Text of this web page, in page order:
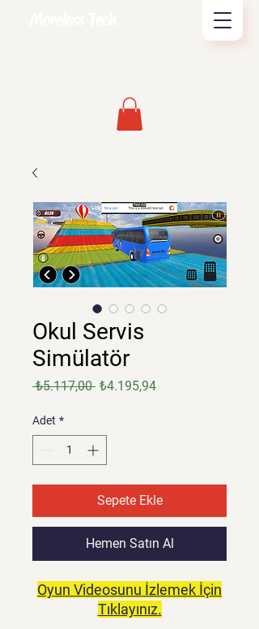
Okul Servis
Simülatör
₺5.117,00 Normal
₺4.195,94İndirimli
Adet *
Sepete Ekle
Hemen Satın Al
Oyun Videosunu İzlemek İçin
Tıklayınız.